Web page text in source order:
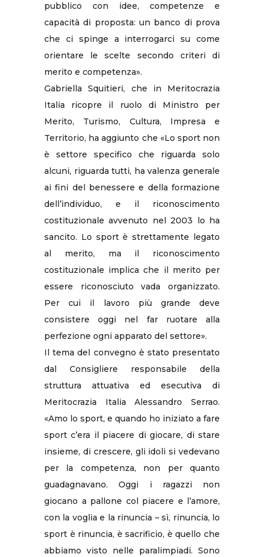
pubblico con idee, competenze e
capacità di proposta: un banco di prova
che ci spinge a interrogarci su come
orientare le scelte secondo criteri di
merito e competenza».
Gabriella Squitieri, che in Meritocrazia
Italia ricopre il ruolo di Ministro per
Merito, Turismo, Cultura, Impresa e
Territorio, ha aggiunto che «Lo sport non
è settore specifico che riguarda solo
alcuni, riguarda tutti, ha valenza generale
ai fini del benessere e della formazione
dell’individuo, e il riconoscimento
costituzionale avvenuto nel 2003 lo ha
sancito. Lo sport è strettamente legato
al merito, ma il riconoscimento
costituzionale implica che il merito per
essere riconosciuto vada organizzato.
Per cui il lavoro più grande deve
consistere oggi nel far ruotare alla
perfezione ogni apparato del settore».
Il tema del convegno è stato presentato
dal Consigliere responsabile della
struttura attuativa ed esecutiva di
Meritocrazia Italia Alessandro Serrao.
«Amo lo sport, e quando ho iniziato a fare
sport c’era il piacere di giocare, di stare
insieme, di crescere, gli idoli si vedevano
per la competenza, non per quanto
guadagnavano. Oggi i ragazzi non
giocano a pallone col piacere e l’amore,
con la voglia e la rinuncia – sì, rinuncia, lo
sport è rinuncia, è sacrificio, è quello che
abbiamo visto nelle paralimpiadi. Sono